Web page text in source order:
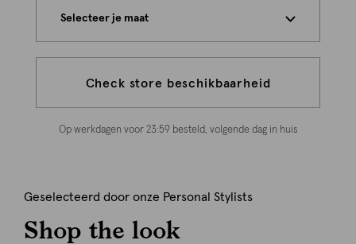
Selecteer je maat
Check store beschikbaarheid
Op werkdagen voor 23:59 besteld, volgende dag in huis
Geselecteerd door onze Personal Stylists
Shop the look